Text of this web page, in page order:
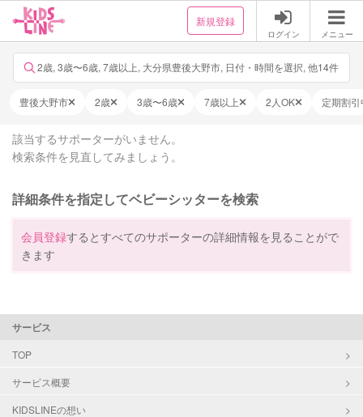
新規登録
ログイン メニュー
2歳, 3歳〜6歳, 7歳以上, 大分県豊後大野市, 日付・時間を選択, 他14件
豊後大野市 2歳 3歳〜6歳 7歳以上 2人OK 定期割引
該当するサポーターがいません。
検索条件を見直してみましょう。
詳細条件を指定してベビーシッターを検索
会員登録するとすべてのサポーターの詳細情報を見ることがで
きます
サービス
TOP
サービス概要
KIDSLINEの想い